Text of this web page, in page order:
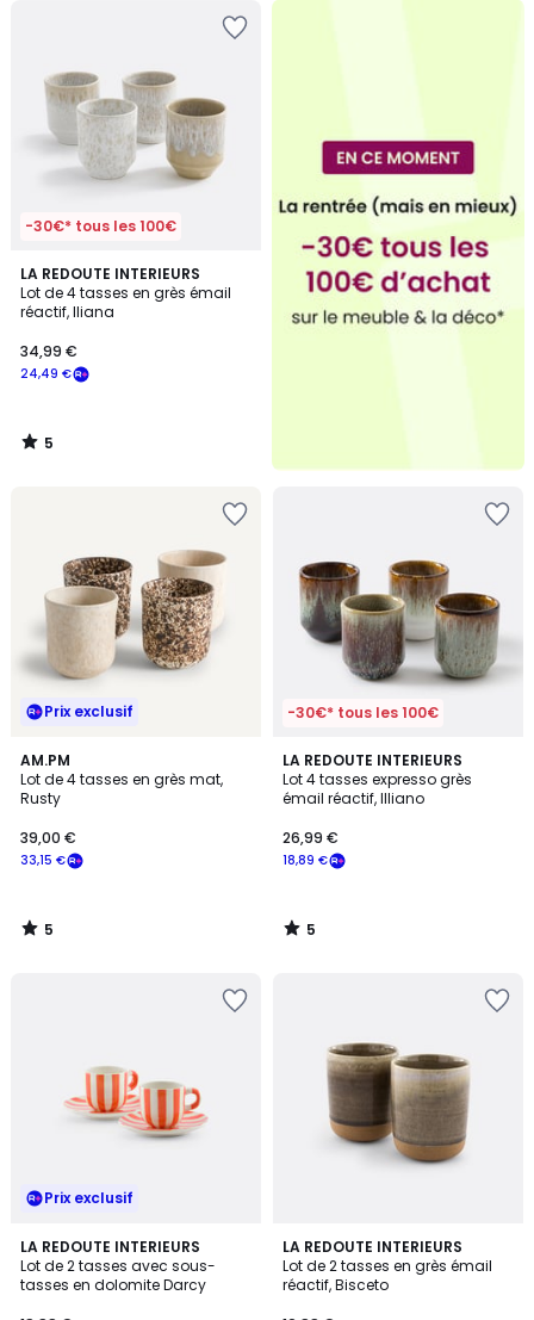
-30€* tous les 100€
LA REDOUTE INTERIEURS
Lot de 4 tasses en grès émail
réactif, Iliana
24,49 €
34,99 €
5
/
5
5
/
Prix exclusif
AM.PM
Lot de 4 tasses en grès mat,
Rusty
33,15 €
39,00 €
5
/
5
5
/
-30€* tous les 100€
LA REDOUTE INTERIEURS
Lot 4 tasses expresso grès
émail réactif, Illiano
18,89 €
26,99 €
5
/
5
5
/
Prix exclusif
LA REDOUTE INTERIEURS
Lot de 2 tasses avec sous-
tasses en dolomite Darcy
4,3
/ 5
3
Couleurs
LA REDOUTE INTERIEURS
Lot de 2 tasses en grès émail
réactif, Bisceto
5
/
5